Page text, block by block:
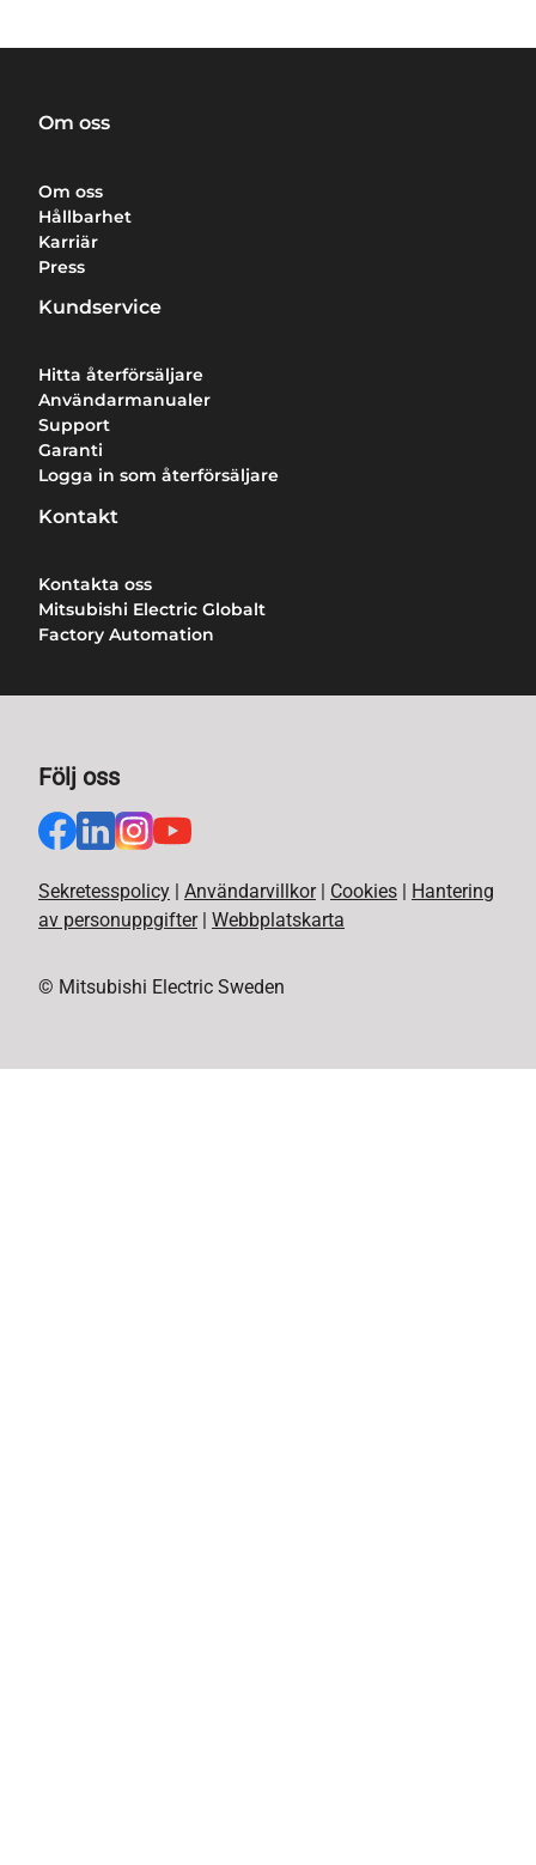
Om oss
Om oss
Hållbarhet
Karriär
Press
Kundservice
Hitta återförsäljare
Användarmanualer
Support
Garanti
Logga in som återförsäljare
Kontakt
Kontakta oss
Mitsubishi Electric Globalt
Factory Automation
Följ oss
Sekretesspolicy | Användarvillkor | Cookies | Hantering
av personuppgifter | Webbplatskarta
© Mitsubishi Electric Sweden